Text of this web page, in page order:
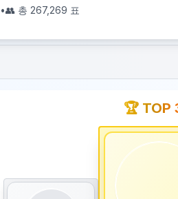
•👥 총 267,269 표
🏆 TOP